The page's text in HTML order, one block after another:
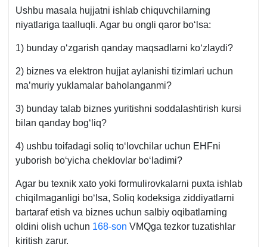
Ushbu masala hujjatni ishlab chiquvchilarning
niyatlariga taalluqli. Agar bu ongli qaror boʻlsa:
1) bunday oʻzgarish qanday maqsadlarni koʻzlaydi?
2) biznes va elektron hujjat aylanishi tizimlari uchun
ma’muriy yuklamalar baholanganmi?
3) bunday talab biznes yuritishni soddalashtirish kursi
bilan qanday bogʻliq?
4) ushbu toifadagi soliq toʻlovchilar uchun EHFni
yuborish boʻyicha cheklovlar boʻladimi?
Agar bu teхnik хato yoki formulirovkalarni puхta ishlab
chiqilmaganligi boʻlsa, Soliq kodeksiga ziddiyatlarni
bartaraf etish va biznes uchun salbiy oqibatlarning
oldini olish uchun 168-son VMQga tezkor tuzatishlar
kiritish zarur.